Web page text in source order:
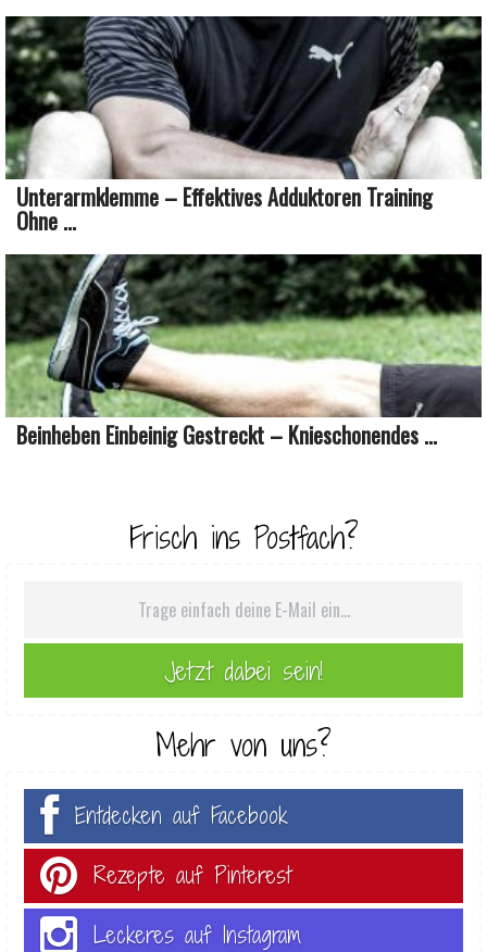
Unterarmklemme – Effektives Adduktoren Training
Ohne ...
Beinheben Einbeinig Gestreckt – Knieschonendes ...
Frisch ins Postfach?
Mehr von uns?
Entdecken auf Facebook
Rezepte auf Pinterest
Leckeres auf Instagram